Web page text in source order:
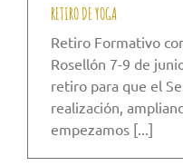
RETIRO DE YOGA
Retiro Formativo
Rosellón 7-9 de
retiro para que el
realización,
empezamos [...]